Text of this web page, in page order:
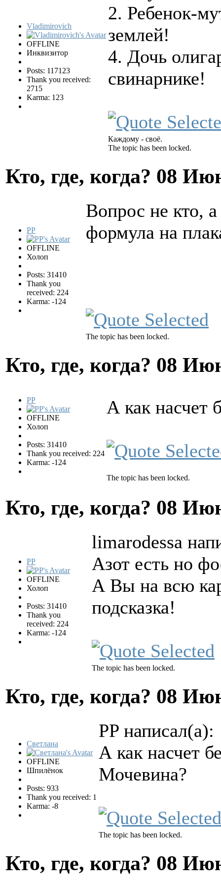
Vladimirovich
OFFLINE
Инквизитор
Posts: 117123
Thank you received:
2715
Karma: 123
2. Ребенок-
землей!
4. Дочь
свинарнике!
Каждому - своё.
The topic has been locked.
Кто, где, когда? 08
PP
OFFLINE
Холоп
Posts: 31410
Thank you
received: 224
Karma: -124
Вопрос не кто,
формула на
The topic has been locked.
Кто, где, когда? 08
PP
OFFLINE
Холоп
Posts: 31410
Thank you received: 224
Karma: -124
А как насчет
The topic has been locked.
Кто, где, когда? 08
PP
OFFLINE
Холоп
Posts: 31410
Thank you
received: 224
Karma: -124
limarodessa
Азот есть но
А Вы на всю
подсказка!
The topic has been locked.
Кто, где, когда? 08
Светлана
OFFLINE
Шпилёнок
Posts: 933
Thank you received: 1
Karma: -8
PP написал(а):
А как насчет
Мочевина?
The topic has been locked.
Кто, где, когда? 08